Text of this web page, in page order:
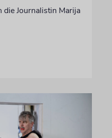
die Journalistin Marija